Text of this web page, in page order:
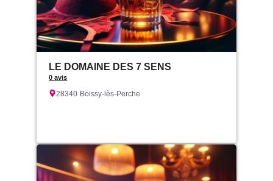
LE DOMAINE DES 7 SENS
0 avis
28340 Boissy-lès-Perche